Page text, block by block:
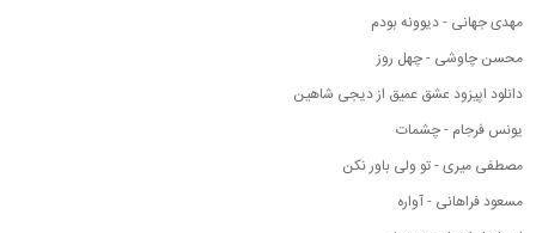
مهدی جهانی - دیوونه بودم
محسن چاوشی - چهل روز
دانلود اپیزود عشق عمیق از دیجی شاهین
یونس فرجام - چشمات
مصطفی میری - تو ولی باور نکن
مسعود فراهانی - آواره